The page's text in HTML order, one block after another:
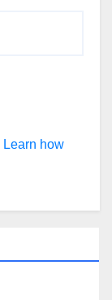
Learn how